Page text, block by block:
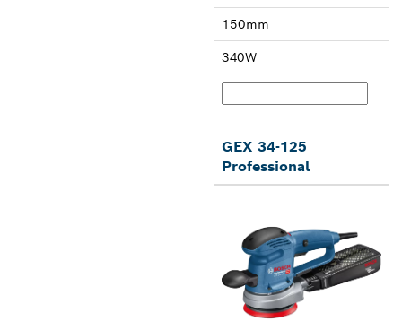
150mm
340W
GEX 34-125
Professional